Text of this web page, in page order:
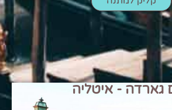
גארדה - איטליה